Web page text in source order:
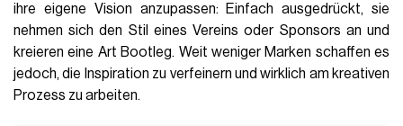
ihre eigene Vision anzupassen: Einfach ausgedrückt, sie
nehmen sich den Stil eines Vereins oder Sponsors an und
kreieren eine Art Bootleg. Weit weniger Marken schaffen es
jedoch, die Inspiration zu verfeinern und wirklich am kreativen
Prozess zu arbeiten.